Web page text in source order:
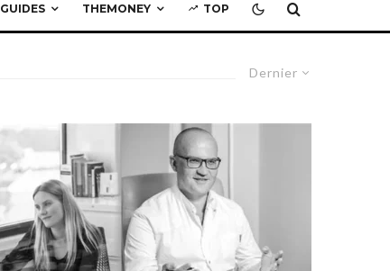
GUIDES THEMONEY TOP
Dernier